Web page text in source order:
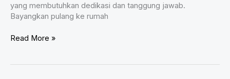
yang membutuhkan dedikasi dan tanggung jawab.
Bayangkan pulang ke rumah
Memelihara
Read More »